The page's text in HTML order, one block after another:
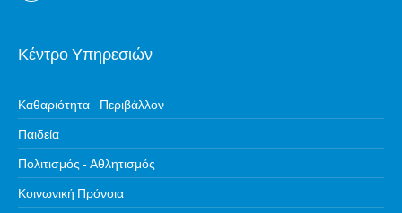
Κέντρο Υπηρεσιών
Καθαριότητα - Περιβάλλον
Παιδεία
Πολιτισμός - Αθλητισμός
Κοινωνική Πρόνοια